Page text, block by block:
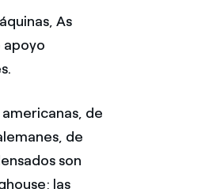
As
apoyo
de
de
son
las